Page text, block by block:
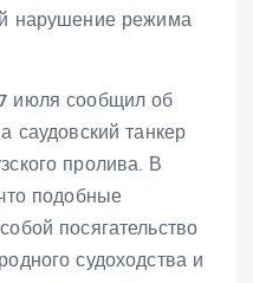
нарушение режима
июля сообщил об
саудовский танкер
пролива. В
подобные
посягательство
судоходства и